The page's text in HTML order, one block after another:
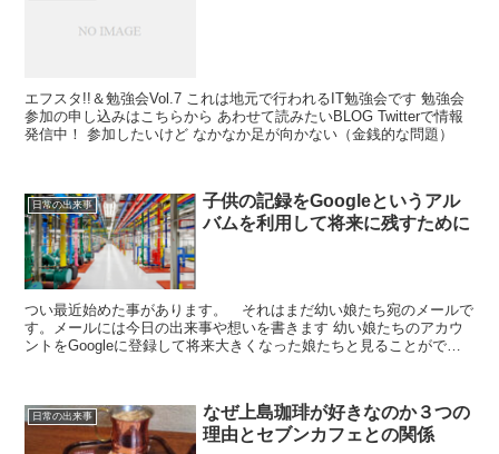
エフスタ!!＆勉強会Vol.7 これは地元で行われるIT勉強会です 勉強会
参加の申し込みはこちらから あわせて読みたいBLOG Twitterで情報
発信中！ 参加したいけど なかなか足が向かない（金銭的な問題）
日常の出来事
子供の記録をGoogleというアル
バムを利用して将来に残すために
つい最近始めた事があります。 それはまだ幼い娘たち宛のメールで
す。メールには今日の出来事や想いを書きます 幼い娘たちのアカウ
ントをGoogleに登録して将来大きくなった娘たちと見ることができ
日常の出来事
なぜ上島珈琲が好きなのか３つの
理由とセブンカフェとの関係